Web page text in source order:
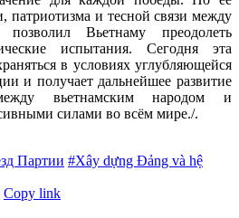
патриотизма и тесной связи между
Вьетнаму преодолеть
испытания. Сегодня эта
в условиях углубляющейся
и получает дальнейшее развитие
вьетнамским народом и
силами во всём мире./.
Партии #Xây dựng Đảng và hệ
Copy link